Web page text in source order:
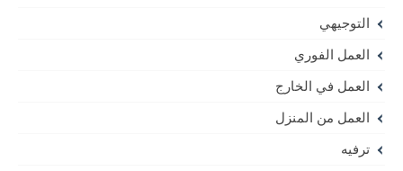
التوجيهي
العمل الفوري
العمل في الخارج
العمل من المنزل
ترفيه